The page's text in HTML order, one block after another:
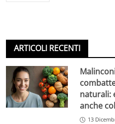
ARTICOLI RECENTI
naturali:
anche
13